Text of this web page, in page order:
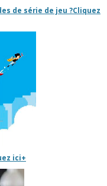
de série de jeu ?Cliquez
ici+